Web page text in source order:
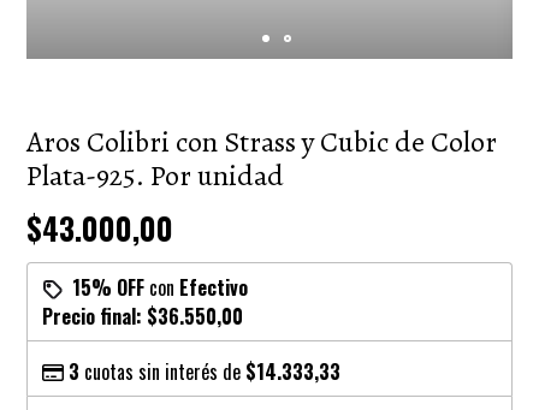
Aros Colibri con Strass y Cubic de Color
Plata-925. Por unidad
$43.000,00
15% OFF con Efectivo
Precio final: $36.550,00
3 cuotas sin interés de $14.333,33